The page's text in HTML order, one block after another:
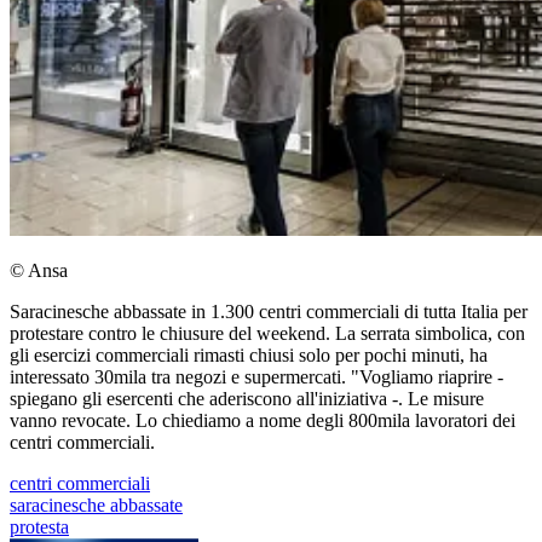
© Ansa
Saracinesche abbassate in 1.300 centri commerciali di tutta Italia per
protestare contro le chiusure del weekend. La serrata simbolica, con
gli esercizi commerciali rimasti chiusi solo per pochi minuti, ha
interessato 30mila tra negozi e supermercati. "Vogliamo riaprire -
spiegano gli esercenti che aderiscono all'iniziativa -. Le misure
vanno revocate. Lo chiediamo a nome degli 800mila lavoratori dei
centri commerciali.
centri commerciali
saracinesche abbassate
protesta